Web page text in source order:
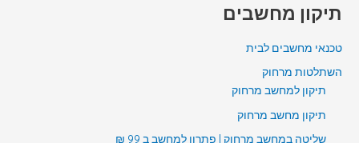
תיקון מחשבים
טכנאי מחשבים לבית
השתלטות מרחוק
תיקון למחשב מרחוק
תיקון מחשב מרחוק
שליטה במחשב מרחוק | פתרון למחשב ב 99 ₪